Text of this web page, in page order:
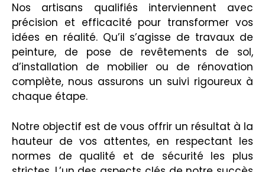
Nos artisans qualifiés interviennent avec
précision et efficacité pour transformer vos
idées en réalité. Qu’il s’agisse de travaux de
peinture, de pose de revêtements de sol,
d’installation de mobilier ou de rénovation
complète, nous assurons un suivi rigoureux à
chaque étape.
Notre objectif est de vous offrir un résultat à la
hauteur de vos attentes, en respectant les
normes de qualité et de sécurité les plus